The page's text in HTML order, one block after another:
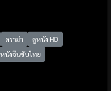
ดราม่า
ดูหนัง HD
หนังจีนซับไทย